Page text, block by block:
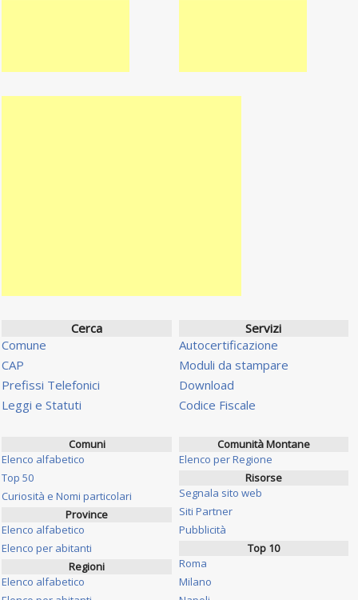
Cerca
Comune
CAP
Prefissi Telefonici
Leggi e Statuti
Servizi
Autocertificazione
Moduli da stampare
Download
Codice Fiscale
Comuni
Elenco alfabetico
Top 50
Curiosità e Nomi particolari
Province
Elenco alfabetico
Elenco per abitanti
Regioni
Elenco alfabetico
Comunità Montane
Elenco per Regione
Risorse
Segnala sito web
Siti Partner
Pubblicità
Top 10
Roma
Milano